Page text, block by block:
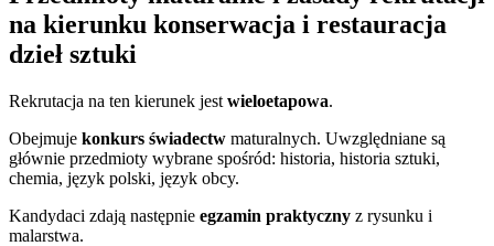
na kierunku konserwacja i restauracja
dzieł sztuki
Rekrutacja na ten kierunek jest wieloetapowa.
Obejmuje konkurs świadectw maturalnych. Uwzględniane są
głównie przedmioty wybrane spośród: historia, historia sztuki,
chemia, język polski, język obcy.
Kandydaci zdają następnie egzamin praktyczny z rysunku i
malarstwa.